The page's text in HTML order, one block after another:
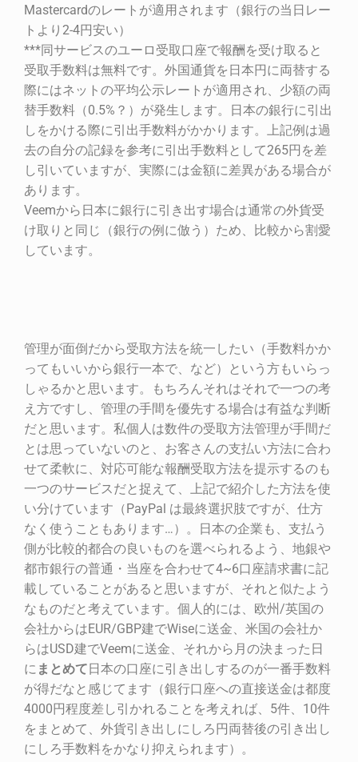
Mastercardのレートが適用されます（銀行の当日レー
トより2-4円安い）
***同サービスのユーロ受取口座で報酬を受け取ると
受取手数料は無料です。外国通貨を日本円に両替する
際にはネットの平均公示レートが適用され、少額の両
替手数料（0.5%？）が発生します。日本の銀行に引出
しをかける際に引出手数料がかかります。上記例は過
去の自分の記録を参考に引出手数料として265円を差
し引いていますが、実際には金額に差異がある場合が
あります。
Veemから日本に銀行に引き出す場合は通常の外貨受
け取りと同じ（銀行の例に倣う）ため、比較から割愛
しています。
管理が面倒だから受取方法を統一したい（手数料かか
ってもいいから銀行一本で、など）という方もいらっ
しゃるかと思います。もちろんそれはそれで一つの考
え方ですし、管理の手間を優先する場合は有益な判断
だと思います。私個人は数件の受取方法管理が手間だ
とは思っていないのと、お客さんの支払い方法に合わ
せて柔軟に、対応可能な報酬受取方法を提示するのも
一つのサービスだと捉えて、上記で紹介した方法を使
い分けています（PayPal は最終選択肢ですが、仕方
なく使うこともあります…）。日本の企業も、支払う
側が比較的都合の良いものを選べられるよう、地銀や
都市銀行の普通・当座を合わせて4~6口座請求書に記
載していることがあると思いますが、それと似たよう
なものだと考えています。個人的には、欧州/英国の
会社からはEUR/GBP建でWiseに送金、米国の会社か
らはUSD建でVeemに送金、それから月の決まった日
に まとめて 日本の口座に引き出しするのが一番手数料
が得だなと感じてます（銀行口座への直接送金は都度
4000円程度差し引かれることを考えれば、5件、10件
をまとめて、外貨引き出しにしろ円両替後の引き出し
にしろ手数料をかなり抑えられます）。